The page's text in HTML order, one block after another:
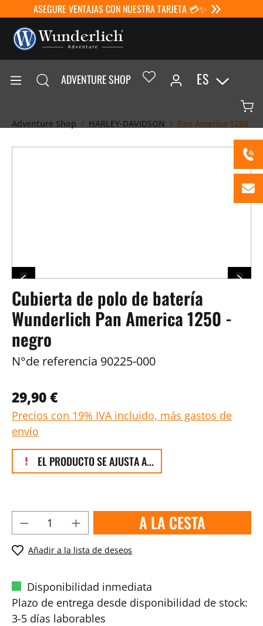
ASEGURE VENTAJAS CON NUESTRA TARJETA 💳✨
ADVENTURE SHOP ES
Adventure Shop HARLEY-DAVIDSON Pan America 1250
Cubierta de polo de batería
Wunderlich Pan America 1250 -
negro
N°de referencia 90225-000
29,90 €
Precios con 19% IVA incluido, más gastos de
envío
EL PRODUCTO SE AJUSTA A...
A LA CESTA
Añadir a la lista de deseos
Disponibilidad inmediata
Plazo de entrega desde disponibilidad de stock:
3-5 días laborables